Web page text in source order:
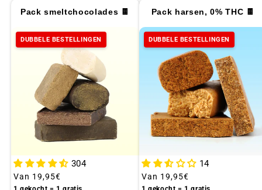
Pack smeltchocolades 🍫
DUBBELE BESTELLINGEN
304
Gebruikelijke
prijs
Van 19,95€
Pack harsen, 0% THC 🍫
DUBBELE BESTELLINGEN
14
Gebruikelijke
prijs
Van 19,95€